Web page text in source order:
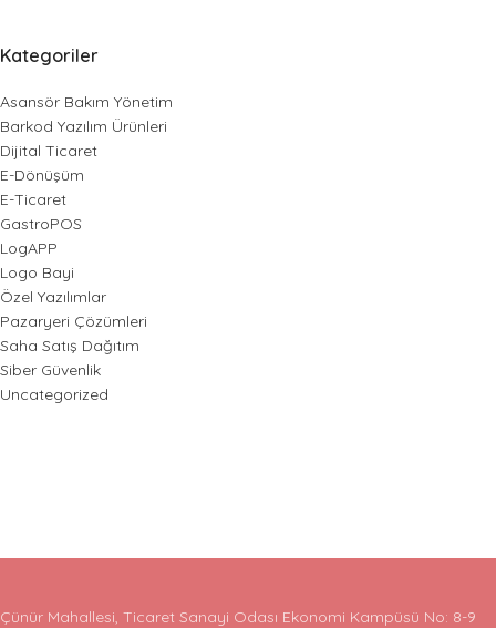
Kategoriler
Asansör Bakım Yönetim
Barkod Yazılım Ürünleri
Dijital Ticaret
E-Dönüşüm
E-Ticaret
GastroPOS
LogAPP
Logo Bayi
Özel Yazılımlar
Pazaryeri Çözümleri
Saha Satış Dağıtım
Siber Güvenlik
Uncategorized
Çünür Mahallesi, Ticaret Sanayi Odası Ekonomi Kampüsü No: 8-9